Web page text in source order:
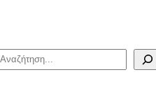
Search